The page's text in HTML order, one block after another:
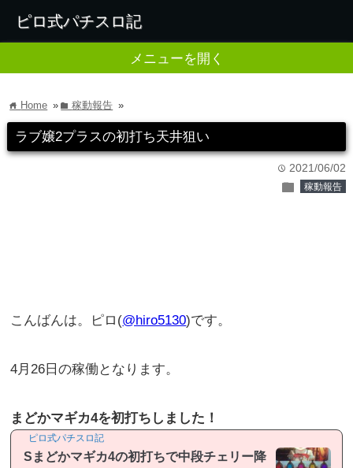
ピロ式パチスロ記
メニューを開く
home Home » folder稼動報告 »
ラブ嬢2プラスの初打ち天井狙い
time 2021/06/02
folder 稼動報告
こんばんは。ピロ(@hiro5130)です。
4月26日の稼働となります。
まどかマギカ4を初打ちしました！
ピロ式パチスロ記
Sまどかマギカ4の初打ちで中段チェリー降